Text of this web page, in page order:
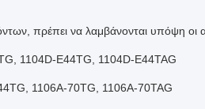
πρέπει να λαμβάνονται υπόψη οι
1104D-E44TG, 1104D-E44TAG
1106A-70TG, 1106A-70TAG